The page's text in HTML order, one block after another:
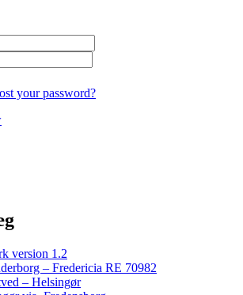
your password?
version 1.2
– Fredericia RE 70982
– Helsingør